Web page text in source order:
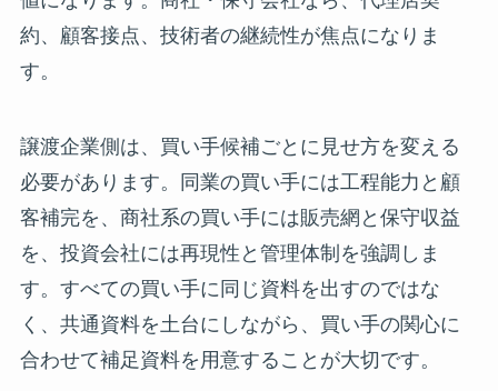
約、顧客接点、技術者の継続性が焦点になりま
す。
譲渡企業側は、買い手候補ごとに見せ方を変える
必要があります。同業の買い手には工程能力と顧
客補完を、商社系の買い手には販売網と保守収益
を、投資会社には再現性と管理体制を強調しま
す。すべての買い手に同じ資料を出すのではな
く、共通資料を土台にしながら、買い手の関心に
合わせて補足資料を用意することが大切です。